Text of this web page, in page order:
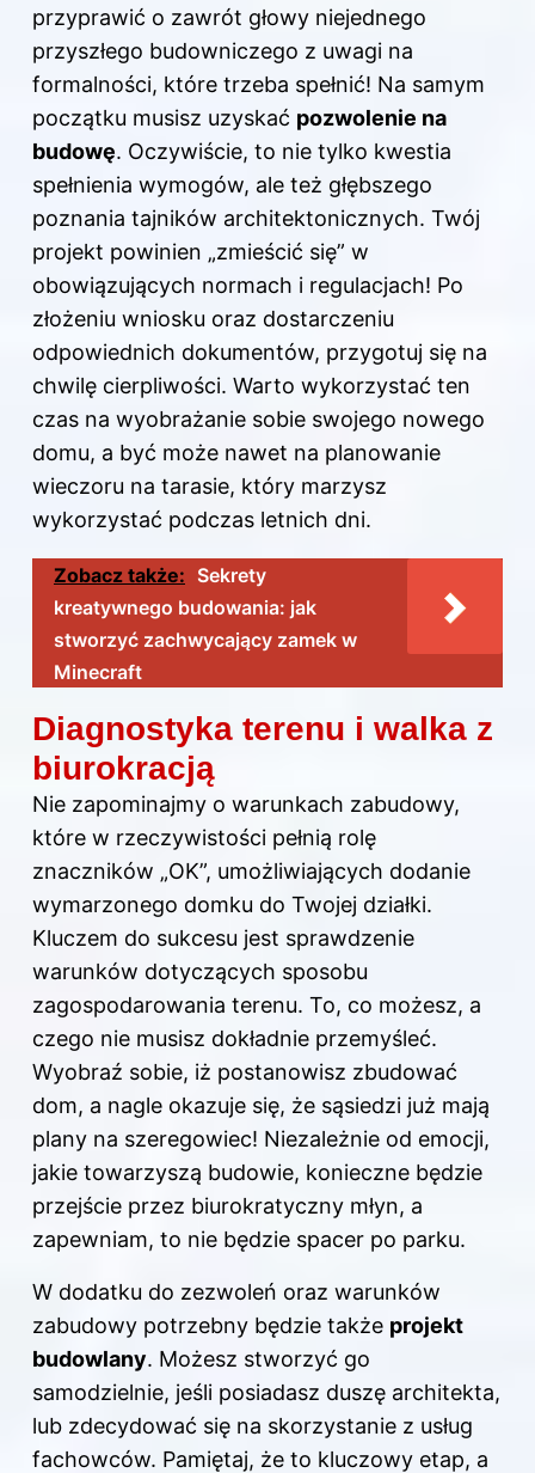
przyprawić o zawrót głowy niejednego
przyszłego budowniczego z uwagi na
formalności, które trzeba spełnić! Na samym
początku musisz uzyskać pozwolenie na
budowę. Oczywiście, to nie tylko kwestia
spełnienia wymogów, ale też głębszego
poznania tajników architektonicznych. Twój
projekt powinien „zmieścić się” w
obowiązujących normach i regulacjach! Po
złożeniu wniosku oraz dostarczeniu
odpowiednich dokumentów, przygotuj się na
chwilę cierpliwości. Warto wykorzystać ten
czas na wyobrażanie sobie swojego nowego
domu, a być może nawet na planowanie
wieczoru na tarasie, który marzysz
wykorzystać podczas letnich dni.
Zobacz także: Sekrety
kreatywnego budowania: jak
stworzyć zachwycający zamek w
Minecraft
Diagnostyka terenu i walka z
biurokracją
Nie zapominajmy o warunkach zabudowy,
które w rzeczywistości pełnią rolę
znaczników „OK”, umożliwiających dodanie
wymarzonego domku do Twojej działki.
Kluczem do sukcesu jest sprawdzenie
warunków dotyczących sposobu
zagospodarowania terenu. To, co możesz, a
czego nie musisz dokładnie przemyśleć.
Wyobraź sobie, iż postanowisz zbudować
dom, a nagle okazuje się, że sąsiedzi już mają
plany na szeregowiec! Niezależnie od emocji,
jakie towarzyszą budowie, konieczne będzie
przejście przez biurokratyczny młyn, a
zapewniam, to nie będzie spacer po parku.
W dodatku do zezwoleń oraz warunków
zabudowy potrzebny będzie także projekt
budowlany. Możesz stworzyć go
samodzielnie, jeśli posiadasz duszę architekta,
lub zdecydować się na skorzystanie z usług
fachowców. Pamiętaj, że to kluczowy etap, a